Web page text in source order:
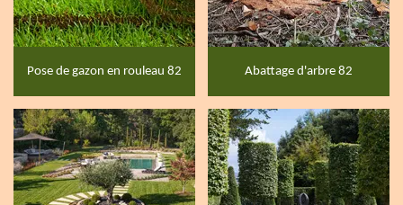
Pose de gazon en rouleau 82 Abattage d'arbre 82